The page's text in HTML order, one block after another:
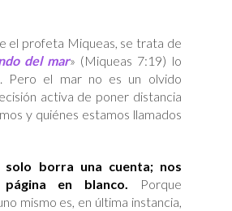
el profeta Miqueas, se trata de
del mar» (Miqueas 7:19) lo
Pero el mar no es un olvido
activa de poner distancia
y quiénes estamos llamados
solo borra una cuenta; nos
en blanco. Porque
mismo es, en última instancia,